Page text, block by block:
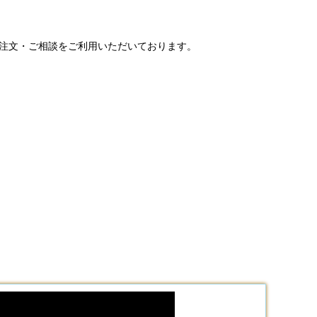
・ご相談をご利用いただいております。